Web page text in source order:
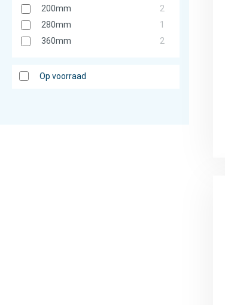
200mm
2
280mm
1
360mm
2
Op voorraad